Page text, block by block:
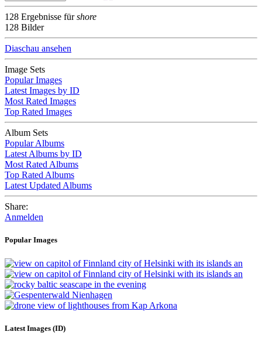
128 Ergebnisse fürshore
128 Bilder
Diaschau ansehen
Image Sets
Popular Images
Latest Images by ID
Most Rated Images
Top Rated Images
Album Sets
Popular Albums
Latest Albums by ID
Most Rated Albums
Top Rated Albums
Latest Updated Albums
Share:
Anmelden
Popular Images
Latest Images (ID)